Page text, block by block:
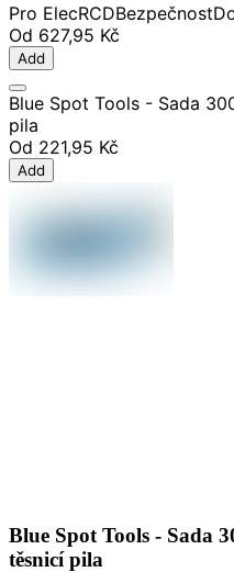
Pro ElecRCDBezpečnost
Od 627,95 Kč
Add
Blue Spot Tools - Sada
pila
Od 221,95 Kč
Add
Blue Spot Tools - Sada
těsnicí pila